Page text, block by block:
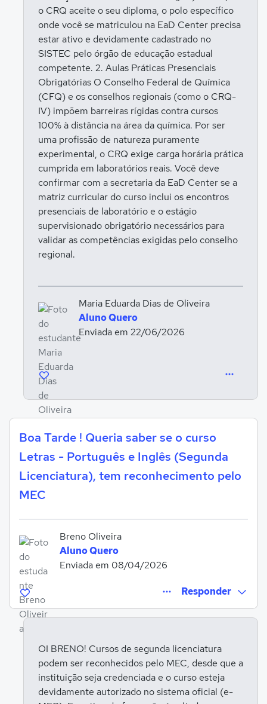
o CRQ aceite o seu diploma, o polo específico
onde você se matriculou na EaD Center precisa
estar ativo e devidamente cadastrado no
SISTEC pelo órgão de educação estadual
competente. 2. Aulas Práticas Presenciais
Obrigatórias O Conselho Federal de Química
(CFQ) e os conselhos regionais (como o CRQ-
IV) impõem barreiras rígidas contra cursos
100% à distância na área da química. Por ser
uma profissão de natureza puramente
experimental, o CRQ exige carga horária prática
cumprida em laboratórios reais. Você deve
confirmar com a secretaria da EaD Center se a
matriz curricular do curso inclui os encontros
presenciais de laboratório e o estágio
supervisionado obrigatório necessários para
validar as competências exigidas pelo conselho
regional.
Maria Eduarda Dias de Oliveira
Aluno Quero
Enviada em 22/06/2026
Boa Tarde ! Queria saber se o curso
Letras - Português e Inglês (Segunda
Licenciatura), tem reconhecimento pelo
MEC
Breno Oliveira
Aluno Quero
Enviada em 08/04/2026
Responder
Entrar para responder
OI BRENO! Cursos de segunda licenciatura
podem ser reconhecidos pelo MEC, desde que a
instituição seja credenciada e o curso esteja
devidamente autorizado no sistema oficial (e-